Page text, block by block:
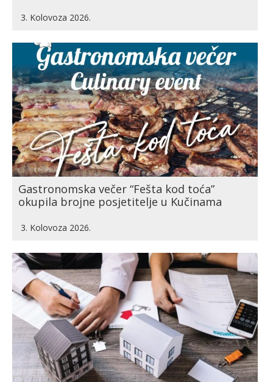
3. Kolovoza 2026.
Gastronomska večer “Fešta kod toća”
okupila brojne posjetitelje u Kučinama
3. Kolovoza 2026.